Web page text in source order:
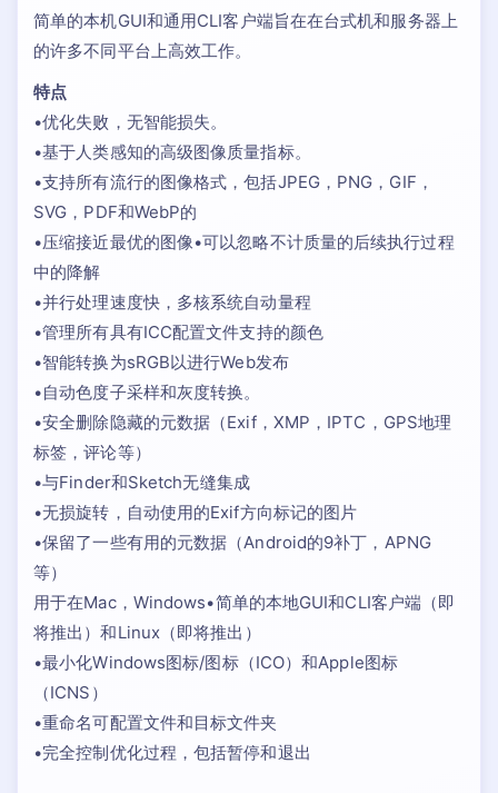
简单的本机GUI和通用CLI客户端旨在在台式机和服务器上
的许多不同平台上高效工作。
特点
•优化失败，无智能损失。
•基于人类感知的高级图像质量指标。
•支持所有流行的图像格式，包括JPEG，PNG，GIF，
SVG，PDF和WebP的
•压缩接近最优的图像•可以忽略不计质量的后续执行过程
中的降解
•并行处理速度快，多核系统自动量程
•管理所有具有ICC配置文件支持的颜色
•智能转换为sRGB以进行Web发布
•自动色度子采样和灰度转换。
•安全删除隐藏的元数据（Exif，XMP，IPTC，GPS地理
标签，评论等）
•与Finder和Sketch无缝集成
•无损旋转，自动使用的Exif方向标记的图片
•保留了一些有用的元数据（Android的9补丁，APNG
等）
用于在Mac，Windows•简单的本地GUI和CLI客户端（即
将推出）和Linux（即将推出）
•最小化Windows图标/图标（ICO）和Apple图标
（ICNS）
•重命名可配置文件和目标文件夹
•完全控制优化过程，包括暂停和退出